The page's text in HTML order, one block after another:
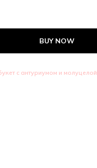
BUY NOW
с антуриумом и молуцелой